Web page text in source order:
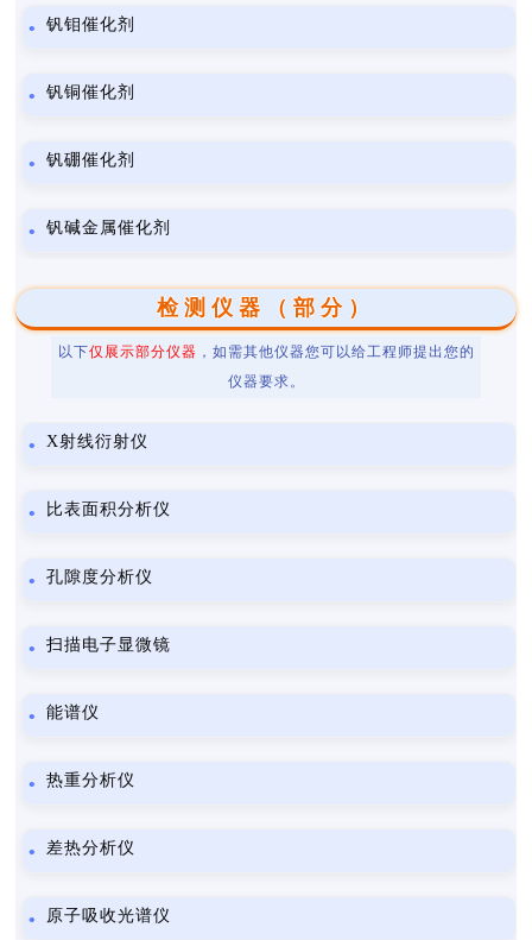
钒钼催化剂
钒铜催化剂
钒硼催化剂
钒碱金属催化剂
检测仪器（部分）
以下仅展示部分仪器 ，如需其他仪器您可以给工程师提出您的
仪器要求。
X射线衍射仪
比表面积分析仪
孔隙度分析仪
扫描电子显微镜
能谱仪
热重分析仪
差热分析仪
原子吸收光谱仪